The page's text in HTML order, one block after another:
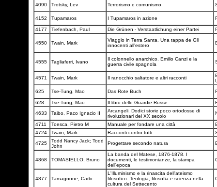
4090 Trotsky, Lev Terrorismo e comunismo
4152 Tupamaros I Tupamaros in azione
4177 Tiefenbach, Paul Die Grünen - Verstaatlichung einer Partei
4550 Twain, Mark
Viaggio in Terra Santa. Una tappa de Gli
innocenti all'estero
4555 Tagliaferri, Ivano
Il colonnello anarchico. Emilio Canzi e la
guerra civile spagnola
4571 Twain, Mark Il ranocchio saltatore e altri racconti
625
Tse-Tung, Mao Das Rote Buch
628 Tse-Tung, Mao Il libro delle Guardie Rosse
4633
Taibo, Paco Ignacio II
Arcangeli. Dodici storie poco ortodosse di
rivoluzionari del XX secolo
4711 Toesca, Pietro M Manuale per fondare una città
4724
Twain, Mark Racconti contro tutti
4725
Todd Nancy Jack; Todd
John
Progettare secondo natura
4868 TOMASIELLO, Bruno
La banda del Matese, 1876-1878. I
documenti, le testimonianze, la stampa
dell'epoca
4877 Tamagnone, Carlo
L'Illuminismo e la rinascita dell'ateismo
filosofico. Teologia, filosofia e scienza nella
cultura del Settecento